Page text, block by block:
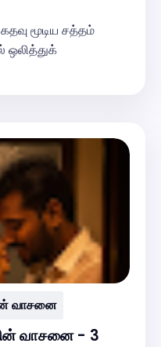
மூடிய சத்தம்
ஒலித்துக்
வாசனை
வாசனை - 3